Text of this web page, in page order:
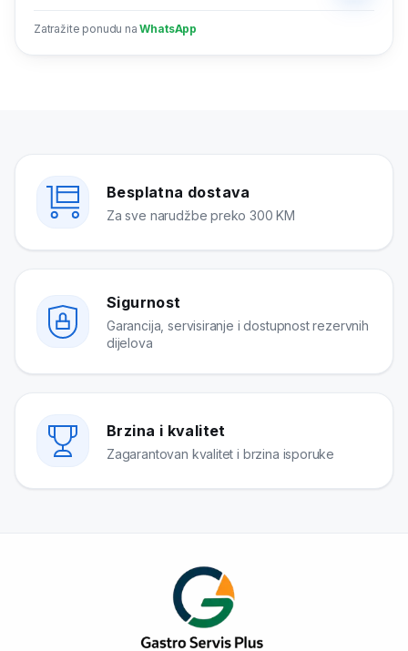
Zatražite ponudu na WhatsApp
Besplatna dostava
Za sve narudžbe preko 300 KM
Sigurnost
Garancija, servisiranje i dostupnost rezervnih
dijelova
Brzina i kvalitet
Zagarantovan kvalitet i brzina isporuke